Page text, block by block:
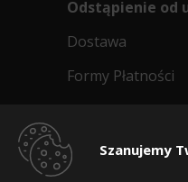
Szanujemy
Doręczymy
Odstąpienie od
Dostawa
Formy Płatności
Dlaczego warto